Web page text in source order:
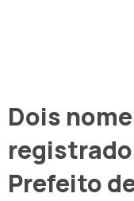
Dois
Prefeito